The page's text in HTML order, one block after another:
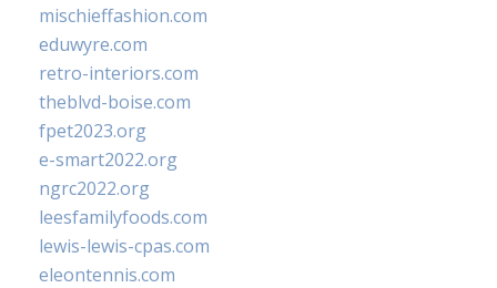
mischieffashion.com
eduwyre.com
retro-interiors.com
theblvd-boise.com
fpet2023.org
e-smart2022.org
ngrc2022.org
leesfamilyfoods.com
lewis-lewis-cpas.com
eleontennis.com